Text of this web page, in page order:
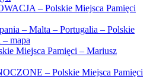
– Polskie Miejsca Pamięci
– Malta – Portugalia – Polskie
mapa
Miejsca Pamięci – Mariusz
– Polskie Miejsca Pamięci